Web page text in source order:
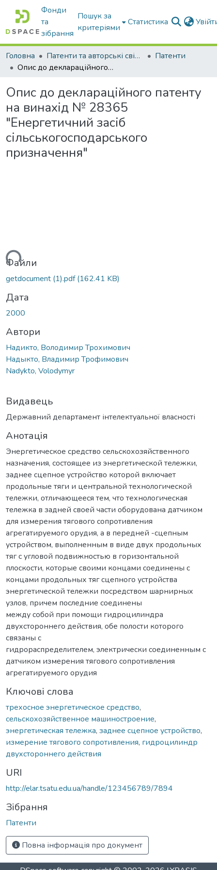
Фонди
та
зібрання
Пошук за
критеріями
Статистика
Головна Патенти та авторські свідоцтва
Патенти
Опис до деклараційного патенту на винахід № 28365 "Енергетичний засіб сільськогосподарського призначення"
Опис до деклараційного патенту
на винахід № 28365
"Енергетичний засіб
сільськогосподарського
призначення"
Файли
getdocument (1).pdf(162.41 KB)
Дата
2000
Автори
Надикто, Володимир Трохимович
Надыкто, Владимир Трофимович
Nadykto, Volodymyr
Видавець
Державний департамент інтелектуальної власності
Анотація
Энергетическое средство сельскохозяйственного
назначения, состоящее из энергетической тележки,
заднее сцепное устройство которой включает
продольные тяги и центральной технологической
тележки, отличающееся тем, что технологическая
тележка в задней своей части оборудована датчиком
для измерения тягового сопротивления
агрегатируемого орудия, а в передней -сцепным
устройством, выполненным в виде двух продольных
тяг с угловой подвижностью в горизонтальной
плоскости, которые своими концами соединены с
концами продольных тяг сцепного устройства
энергетической тележки посредством шарнирных
узлов, причем последние соединены
между собой при помощи гидроцилиндра
двухстороннего действия, обе полости которого
связаны с
гидрораспределителем, электрически соединенным с
датчиком измерения тягового сопротивления
агрегатируемого орудия
Ключові слова
трехосное энергетическое средство,
сельскохозяйственное машиностроение,
энергетическая тележка, заднее сцепное устройство,
измерение тягового сопротивления, гидроцилиндр
двухстороннего действия
URI
http://elar.tsatu.edu.ua/handle/123456789/7894
Зібрання
Патенти
Повна інформація про документ